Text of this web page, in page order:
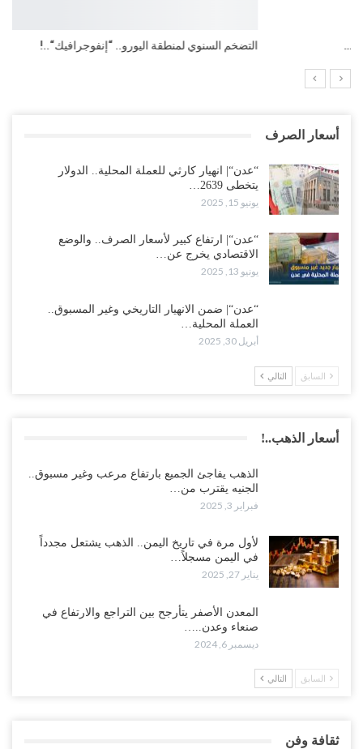
التضخم السنوي لمنطقة اليورو.. “إنفوجرافيك“..!
أسعار الصرف
“عدن“| انهيار كارثي للعملة المحلية.. الدولار
يتخطى 2639…
يونيو 15, 2025
“عدن“| ارتفاع كبير لأسعار الصرف.. والوضع
الاقتصادي يخرج عن…
يونيو 13, 2025
“عدن“| ضمن الانهيار التاريخي وغير المسبوق..
العملة المحلية…
أبريل 30, 2025
السابق التالي
أسعار الذهب..!
الذهب يفاجئ الجميع بارتفاع مرعب وغير مسبوق..
الجنيه يقترب من…
فبراير 3, 2025
لأول مرة في تاريخ اليمن.. الذهب يشتعل مجدداً
في اليمن مسجلاً…
يناير 27, 2025
المعدن الأصفر يتأرجح بين التراجع والارتفاع في
صنعاء وعدن..…
ديسمبر 6, 2024
السابق التالي
ثقافة وفن